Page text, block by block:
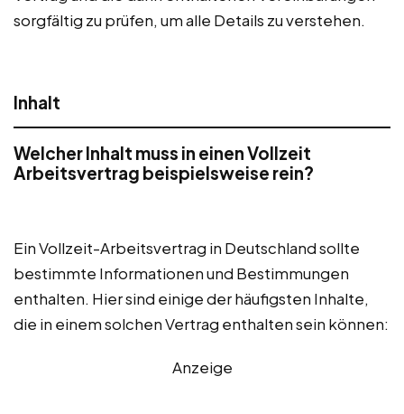
sorgfältig zu prüfen, um alle Details zu verstehen.
Inhalt
Welcher Inhalt muss in einen Vollzeit
Arbeitsvertrag beispielsweise rein?
Ein Vollzeit-Arbeitsvertrag in Deutschland sollte
bestimmte Informationen und Bestimmungen
enthalten. Hier sind einige der häufigsten Inhalte,
die in einem solchen Vertrag enthalten sein können:
Anzeige